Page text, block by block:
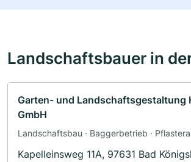
Landschaftsbauer in
Garten- und Landschaftsgestaltung
GmbH
Landschaftsbau · Baggerbetrieb ·
Kapelleinsweg 11A, 97631 Bad